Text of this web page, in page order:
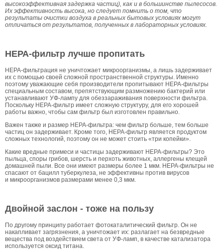
высокоэффективная задержка частиц), как и в большинстве пылесосов.
Их эффективность высока, но следует помнить о том, что
результаты очистки воздуха в реальных бытовых условиях могут
отличаться от результатов, полученных в лабораторных условиях.
НЕРА-фильтр лучше пропитать
НЕРА-фильтрация не уничтожает микроорганизмы, а лишь задерживает
их с помощью своей сложной пространственной структуры. Именно
поэтому уважающие себя производители пропитывают НЕРА-фильтры
специальным составом, препятствующим размножению бактерий или
устанавливают УФ-лампу для обеззараживания поверхности фильтра.
Поскольку НЕРА-фильтр имеет сложную структуру, для его хорошей
работы важно, чтобы сам фильтр был изготовлен правильно.
Важен также и размер НЕРА-фильтра: чем фильтр больше, тем больше
частиц он задерживает. Кроме того, НЕРА-фильтр является продуктом
сложных технологий, поэтому он не может стоить «три копейки».
Какие вредные примеси и частицы задерживают НЕРА-фильтры? Это
пыльца, споры грибов, шерсть и перхоть животных, аллергены клещей
домашней пыли. Все они имеют размеры более 1 мкм. НЕРА-фильтры не
спасают от бацилл туберкулеза, не эффективны против вирусов
и микроорганизмов размерами менее 0,3 мкм.
Двойной заслон - тоже на пользу
По другому принципу работает фотокаталитический фильтр. Он не
накапливает загрязнения, а уничтожает их: разлагает на безвредные
вещества под воздействием света от УФ-ламп, в качестве катализатора
используется оксид титана.